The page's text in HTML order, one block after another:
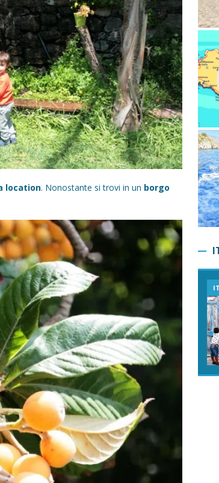
location. Nonostante si trovi in un borgo